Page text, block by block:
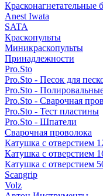
Красконагнетательные
Anest Iwata
SATA
Краскопульты
Миникраскопульты
Принадлежности
Pro.Sto
Pro.Sto - Песок для
Pro.Sto -
Pro.Sto - Сварочная
Pro.Sto - Тест пластины
Pro.Sto - Шпатели
Сварочная проволока
Катушка с отверстием
Катушка с отверстием
Катушка с отверстием
Scangrip
Volz